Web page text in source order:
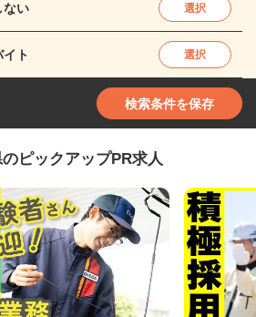
ない 選択
イト 選択
検索条件を保存
ピックアップPR求人